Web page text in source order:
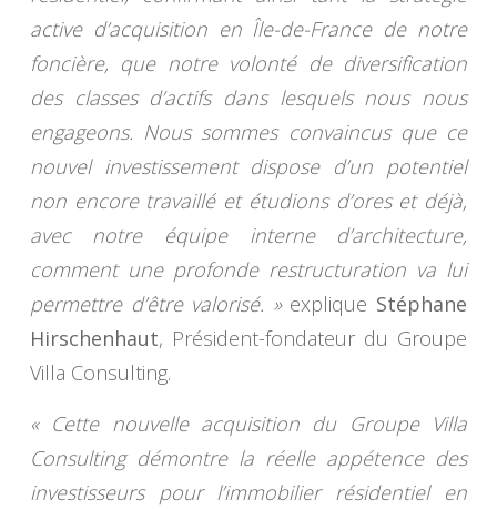
active d’acquisition en Île-de-France de notre
foncière, que notre volonté de diversification
des classes d’actifs dans lesquels nous nous
engageons. Nous sommes convaincus que ce
nouvel investissement dispose d’un potentiel
non encore travaillé et étudions d’ores et déjà,
avec notre équipe interne d’architecture,
comment une profonde restructuration va lui
permettre d’être valorisé. »explique Stéphane
Hirschenhaut, Président-fondateur du Groupe
Villa Consulting.
« Cette nouvelle acquisition du Groupe Villa
Consulting démontre la réelle appétence des
investisseurs pour l’immobilier résidentiel en